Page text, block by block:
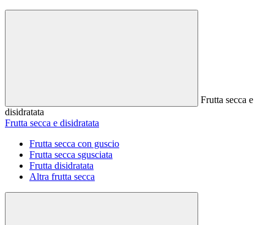
Frutta secca e
disidratata
Frutta secca e disidratata
Frutta secca con guscio
Frutta secca sgusciata
Frutta disidratata
Altra frutta secca